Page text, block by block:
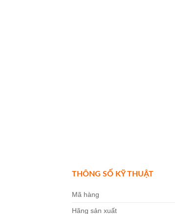
THÔNG SỐ KỸ THUẬT
Mã hàng
Hãng sản xuất